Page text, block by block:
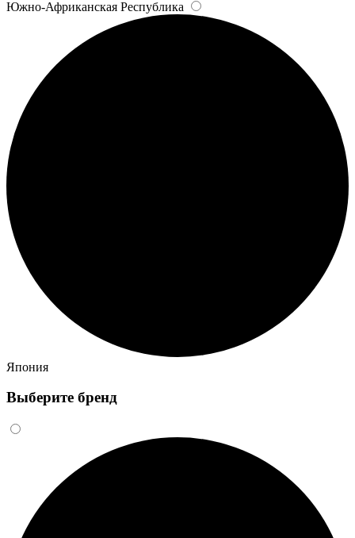
Южно-Африканская Республика
Япония
Выберите бренд